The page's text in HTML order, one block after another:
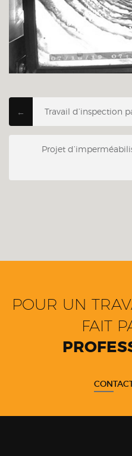
← Travail d’inspection
Projet
POUR UN
FAIT